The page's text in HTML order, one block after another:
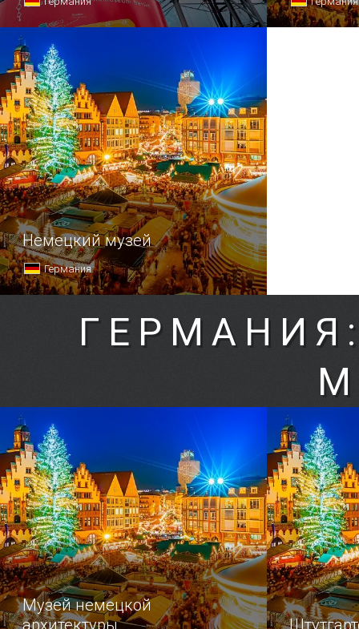
Немецкий музей
Германия
Музей немецкой
архитектуры